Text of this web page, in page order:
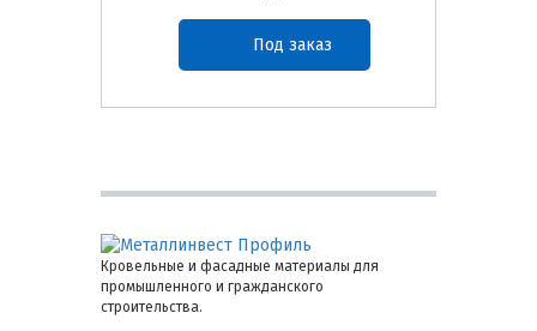
Под заказ
Кровельные и фасадные материалы для
промышленного и гражданского
строительства.